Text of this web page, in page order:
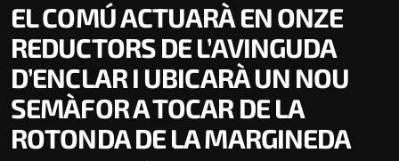
EL COMÚ ACTUARÀ EN ONZE
REDUCTORS DE L’AVINGUDA
D’ENCLAR I UBICARÀ UN NOU
SEMÀFOR A TOCAR DE LA
ROTONDA DE LA MARGINEDA